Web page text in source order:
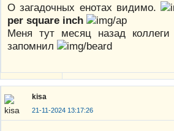
О загадочных енотах видимо.
per square inch
Меня тут месяц назад
запомнил
kisa
21-11-2024 13:17:26